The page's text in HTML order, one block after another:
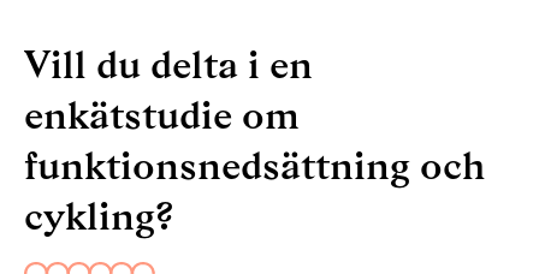
Vill du delta i en
enkätstudie om
funktionsnedsättning och
cykling?